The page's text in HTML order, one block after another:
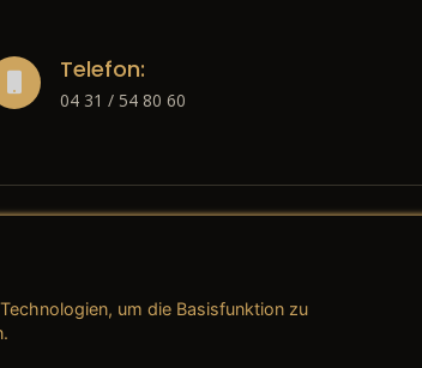
Telefon:
04 31 / 54 80 60
→ AGB (Teile & Zubehör)
um die Basisfunktion zu